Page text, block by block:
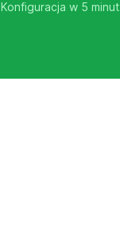
Konfiguracja w 5 minut